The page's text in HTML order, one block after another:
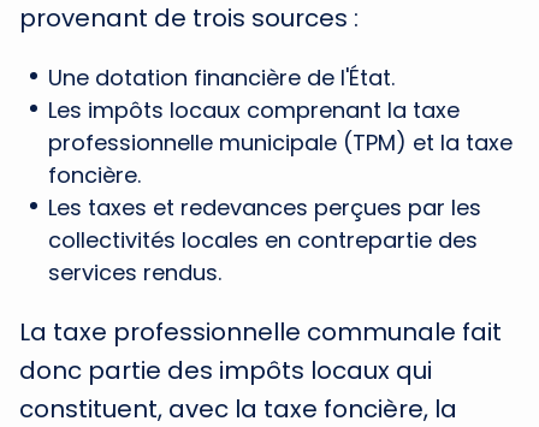
provenant de trois sources :
Une dotation financière de l'État.
Les impôts locaux comprenant la taxe
professionnelle municipale (TPM) et la taxe
foncière.
Les taxes et redevances perçues par les
collectivités locales en contrepartie des
services rendus.
La taxe professionnelle communale fait
donc partie des impôts locaux qui
constituent, avec la taxe foncière, la